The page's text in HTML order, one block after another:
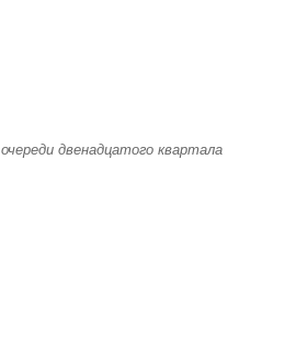
двенадцатого квартала